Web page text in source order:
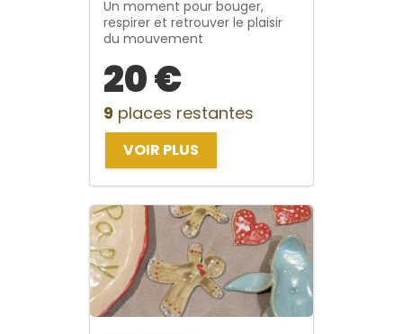
Un moment pour bouger,
respirer et retrouver le plaisir
du mouvement
20 €
9 places restantes
VOIR PLUS